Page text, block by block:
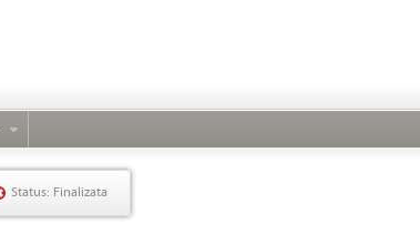
Status: Finalizata